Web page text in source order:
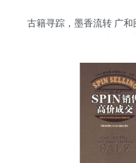
古籍寻踪，墨香流转 广